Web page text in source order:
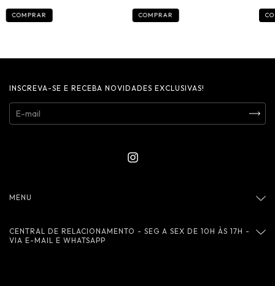
INSCREVA-SE E RECEBA NOVIDADES EXCLUSIVAS!
MENU
CENTRAL DE RELACIONAMENTO - SEG A SEX DE 10H ÀS 17H -
VIA E-MAIL E WHATSAPP